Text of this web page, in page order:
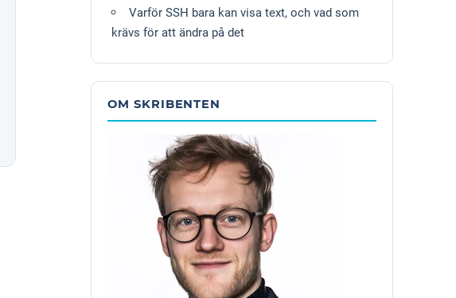
Varför SSH bara kan visa text, och vad som
krävs för att ändra på det
OM SKRIBENTEN